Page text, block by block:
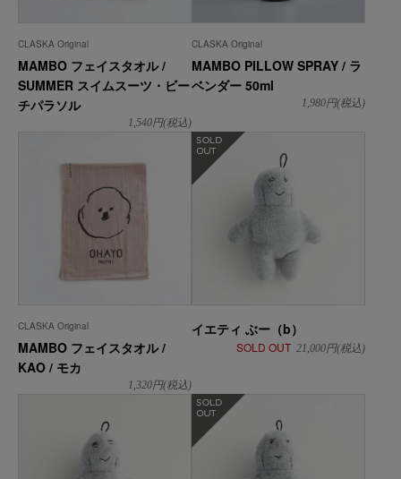
CLASKA Original
MAMBO フェイスタオル /
SUMMER スイムスーツ・ビー
チパラソル
1,540円(税込)
CLASKA Original
MAMBO PILLOW SPRAY / ラ
ベンダー 50ml
1,980円(税込)
CLASKA Original
MAMBO フェイスタオル /
KAO / モカ
1,320円(税込)
イエティ ぶー（b）
SOLD OUT 21,000円(税込)